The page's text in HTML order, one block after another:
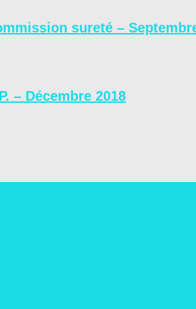
sureté –
– Décembre 2018